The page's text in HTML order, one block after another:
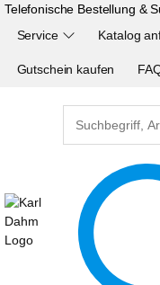
Telefonische Bestellung &
Service Katalog
Gutschein kaufen